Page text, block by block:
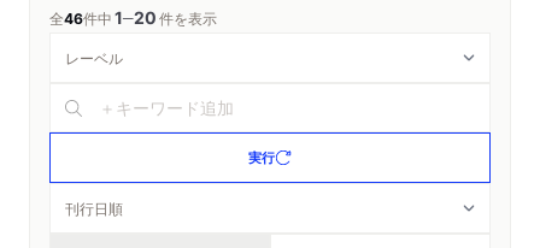
全46件中1─20件を表示
実行